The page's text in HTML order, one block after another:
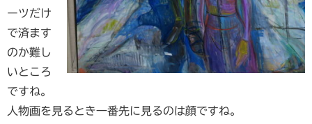
ーツだけ
で済ます
のか難し
いところ
ですね。
人物画を見るとき一番先に見るのは顔ですね。